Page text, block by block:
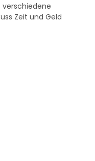
verschiedene
Zeit und Geld